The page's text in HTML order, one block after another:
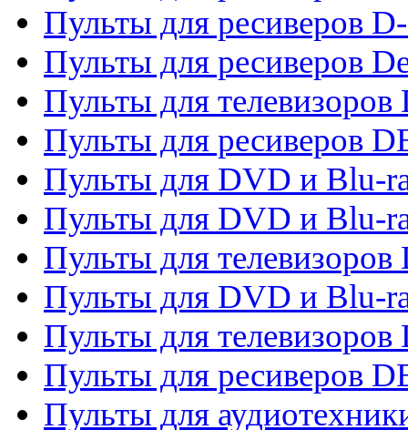
Пульты для ресиверов
Пульты для ресиверов
Пульты для телевизоров
Пульты для ресиверов
Пульты для DVD и Blu-
Пульты для DVD и Blu-
Пульты для
Пульты для DVD и Blu-
Пульты для телевизоров
Пульты для ресиверов
Пульты для